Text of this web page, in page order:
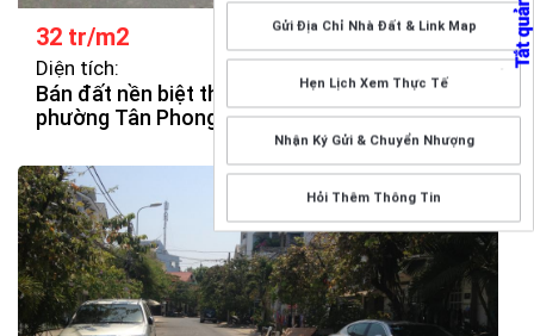
Gửi Địa Chỉ Nhà Đất & Link Map
Hẹn Lịch Xem Thực Tế
Nhận Ký Gửi & Chuyển Nhượng
Hỏi Thêm Thông Tin
32 tr/m2
Diện tích:
Bán đất nền biệt thự Sadeco nghỉ ngơi giải trí
phường Tân Phong, quận 7, TP.HCM.